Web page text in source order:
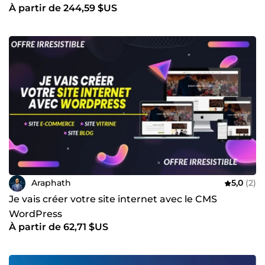
À partir de 244,59 $US
Araphath 5,0 (2)
Je vais créer votre site internet avec le CMS
WordPress
À partir de 62,71 $US